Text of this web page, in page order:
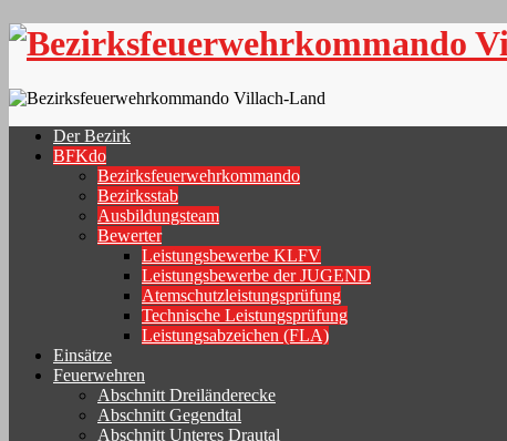
Skip
Der Bezirk
BFKdo
Bezirksfeuerwehrkommando
Bezirksstab
Ausbildungsteam
Bewerter
Leistungsbewerbe KLFV
Leistungsbewerbe der JUGEND
Atemschutzleistungsprüfung
Technische Leistungsprüfung
Leistungsabzeichen (FLA)
Einsätze
Feuerwehren
Abschnitt Dreiländerecke
Abschnitt Gegendtal
Abschnitt Unteres Drautal